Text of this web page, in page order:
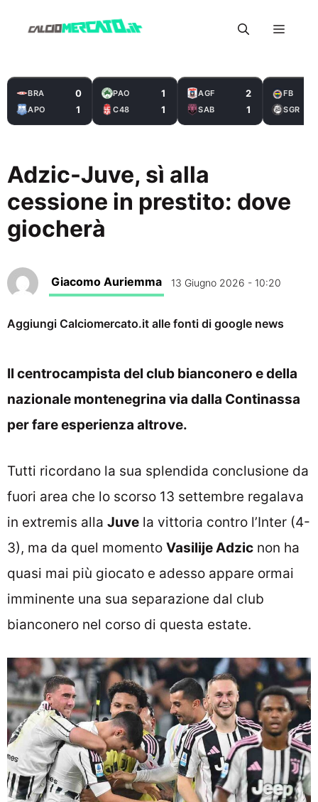
Menu
BRA 0
APO 1
PAO 1
C48 1
AGF 2
SAB 1
FB
SGR
Adzic-Juve, sì alla
cessione in prestito: dove
giocherà
Giacomo Auriemma 13 Giugno 2026 - 10:20
Aggiungi Calciomercato.it alle fonti di google news
Il centrocampista del club bianconero e della
nazionale montenegrina via dalla Continassa
per fare esperienza altrove.
Tutti ricordano la sua splendida conclusione da
fuori area che lo scorso 13 settembre regalava
in extremis alla Juve la vittoria contro l’Inter (4-
3), ma da quel momento Vasilije Adzic non ha
quasi mai più giocato e adesso appare ormai
imminente una sua separazione dal club
bianconero nel corso di questa estate.